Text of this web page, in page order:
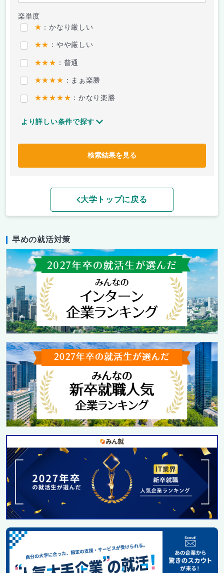
楽単度
★ ：かなり厳しい
★★ ：やや厳しい
★★★ ：普通
★★★★ ：まぁ楽勝
★★★★★ ：かなり楽勝
より詳しい条件で探す
検索結果を見る
大学トップに戻る
早めの就活対策